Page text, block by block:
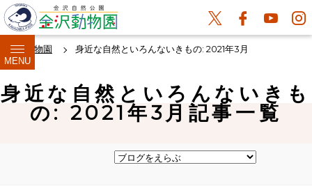
MENU
金沢動物園 身近な自然といろんないきもの: 2021年3月
身近な自然といろんないきも
の: 2021年3月記事一覧